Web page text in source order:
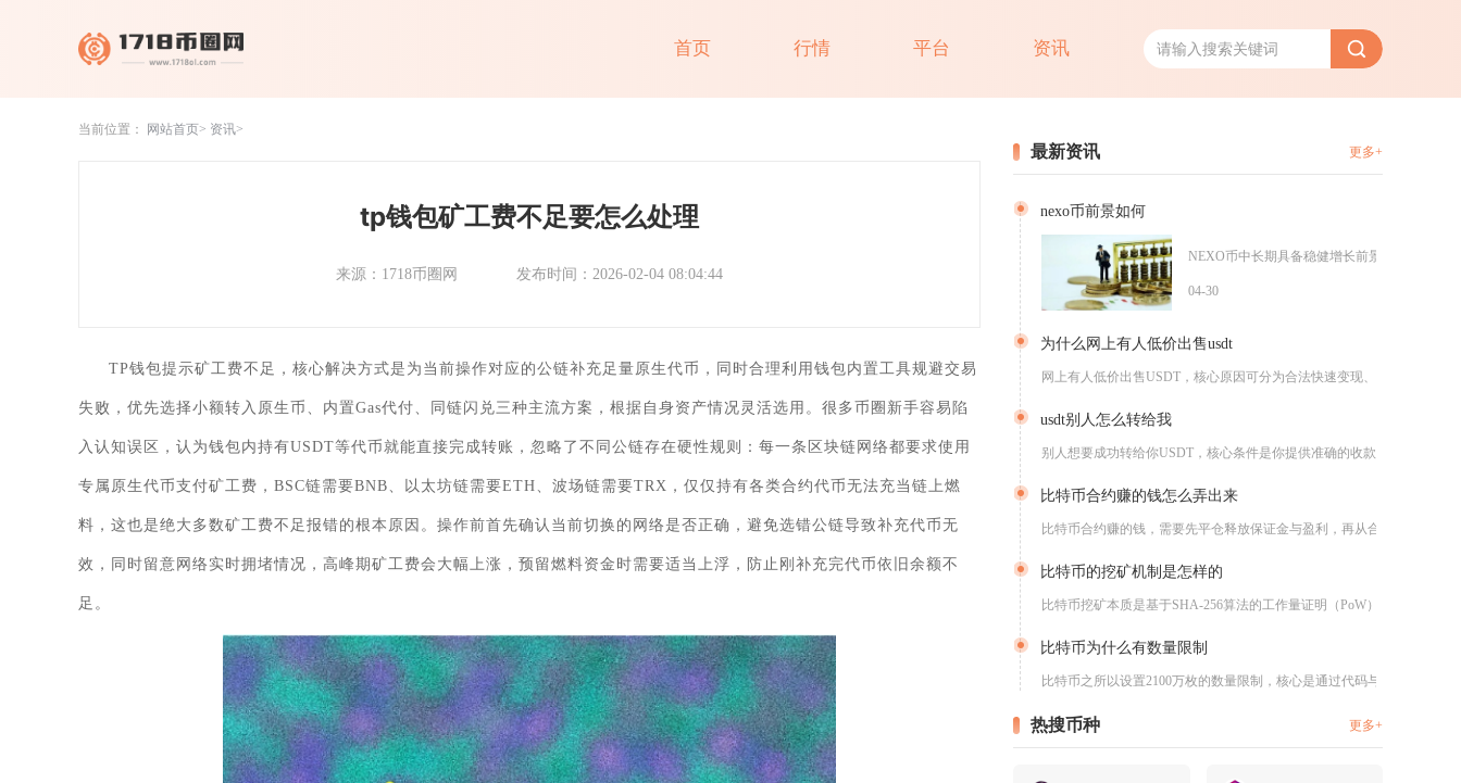
首页 行情 平台 资讯
当前位置： 网站首页 资讯
tp钱包矿工费不足要怎么处理
来源：1718币圈网 发布时间：2026-02-04 08:04:44
TP钱包提示矿工费不足，核心解决方式是为当前操作对应的公链补充足量原生代币，同时合理利用钱包内置工具规避交易
失败，优先选择小额转入原生币、内置Gas代付、同链闪兑三种主流方案，根据自身资产情况灵活选用。很多币圈新手容易陷
入认知误区，认为钱包内持有USDT等代币就能直接完成转账，忽略了不同公链存在硬性规则：每一条区块链网络都要求使用
专属原生代币支付矿工费，BSC链需要BNB、以太坊链需要ETH、波场链需要TRX，仅仅持有各类合约代币无法充当链上燃
料，这也是绝大多数矿工费不足报错的根本原因。操作前首先确认当前切换的网络是否正确，避免选错公链导致补充代币无
效，同时留意网络实时拥堵情况，高峰期矿工费会大幅上涨，预留燃料资金时需要适当上浮，防止刚补充完代币依旧余额不
足。
最新资讯 更多+
nexo币前景如何
NEXO币中长期具备稳健增长前景，短期受市
04-30
为什么网上有人低价出售usdt
网上有人低价出售USDT，核心原因可分为合法快速变现、跨平台...
usdt别人怎么转给我
别人想要成功转给你USDT，核心条件是你提供准确的收款地址以...
比特币合约赚的钱怎么弄出来
比特币合约赚的钱，需要先平仓释放保证金与盈利，再从合约账户划...
比特币的挖矿机制是怎样的
比特币挖矿本质是基于SHA-256算法的工作量证明（PoW）...
比特币为什么有数量限制
比特币之所以设置2100万枚的数量限制，核心是通过代码与数学...
热搜币种 更多+